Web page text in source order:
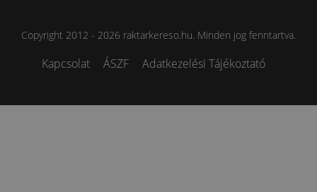
Copyright 2012 - 2026 raktarkereso.hu. Minden jog fenntartva.
Kapcsolat ÁSZF Adatkezelési Tájékoztató